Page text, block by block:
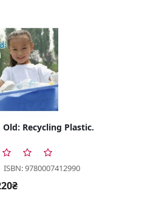
Old: Recycling Plastic.
ISBN: 9780007412990